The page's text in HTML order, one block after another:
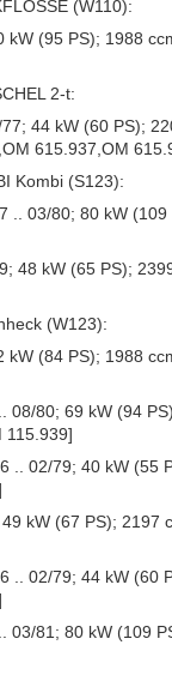
(W110):
(95 PS); 1988
2-t:
44 kW (60 PS);
615.937,OM
Kombi (S123):
.. 03/80; 80 kW
48 kW (65 PS);
(W123):
(84 PS); 1988
08/80; 69 kW (94
115.939]
.. 02/79; 40 kW (55
kW (67 PS); 2197
.. 02/79; 44 kW (60
03/81; 80 kW (109